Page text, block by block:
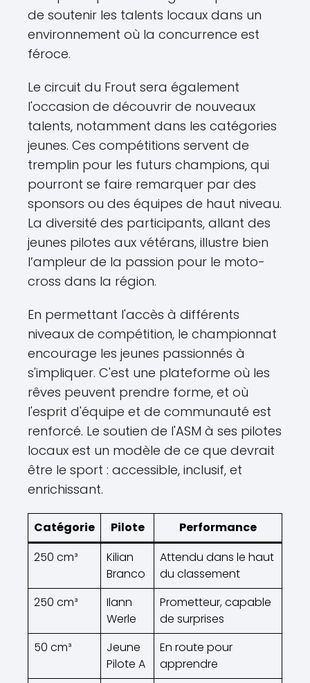
de soutenir les talents locaux dans un
environnement où la concurrence est
féroce.
Le circuit du Frout sera également
l'occasion de découvrir de nouveaux
talents, notamment dans les catégories
jeunes. Ces compétitions servent de
tremplin pour les futurs champions, qui
pourront se faire remarquer par des
sponsors ou des équipes de haut niveau.
La diversité des participants, allant des
jeunes pilotes aux vétérans, illustre bien
l’ampleur de la passion pour le moto-
cross dans la région.
En permettant l'accès à différents
niveaux de compétition, le championnat
encourage les jeunes passionnés à
s'impliquer. C'est une plateforme où les
rêves peuvent prendre forme, et où
l'esprit d'équipe et de communauté est
renforcé. Le soutien de l'ASM à ses pilotes
locaux est un modèle de ce que devrait
être le sport : accessible, inclusif, et
enrichissant.
Catégorie Pilote
Performance
250 cm³
Kilian
Branco
Attendu dans le haut
du classement
250 cm³
Ilann
Werle
Prometteur, capable
de surprises
50 cm³
Jeune
Pilote A
En route pour
apprendre